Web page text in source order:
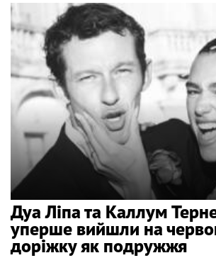
Дуа Ліпа та Каллум
уперше вийшли на
доріжку як подружжя